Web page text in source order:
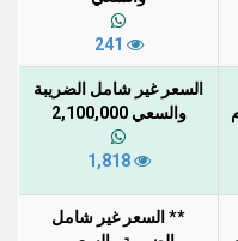
السعر غير شامل الضريبة
والسعي 2,100,000
1,818
** السعر غير شامل